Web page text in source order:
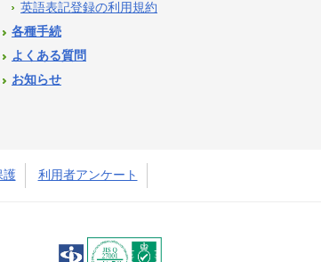
英語表記登録の利用規約
各種手続
よくある質問
お知らせ
護 利用者アンケート